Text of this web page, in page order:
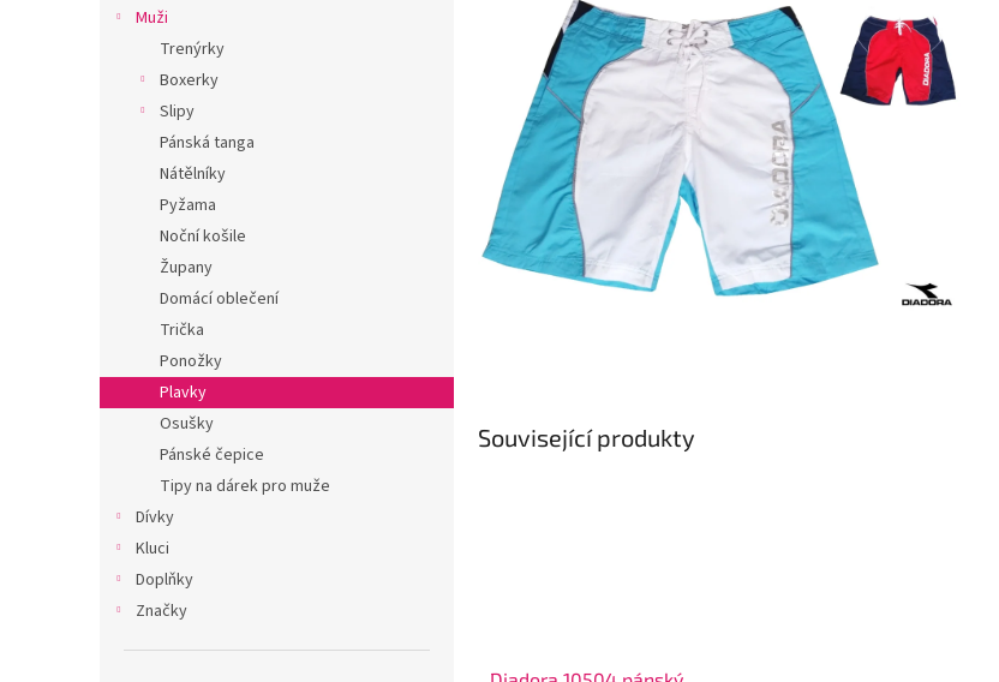
Muži
Trenýrky
Boxerky
Slipy
Pánská tanga
Nátělníky
Pyžama
Noční košile
Župany
Domácí oblečení
Trička
Ponožky
Plavky
Osušky
Pánské čepice
Tipy na dárek pro muže
Dívky
Kluci
Doplňky
Značky
hvězdiček.
Související produkty